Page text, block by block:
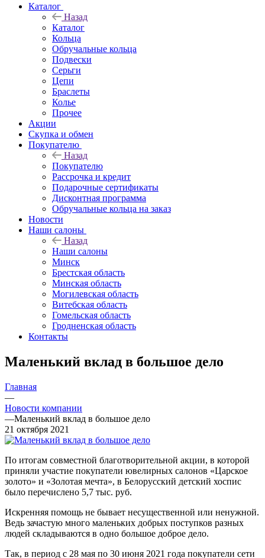
Каталог
Назад
Каталог
Кольца
Обручальные кольца
Подвески
Серьги
Цепи
Браслеты
Колье
Прочее
Акции
Скупка и обмен
Покупателю
Назад
Покупателю
Рассрочка и кредит
Подарочные сертификаты
Дисконтная программа
Обручальные кольца на заказ
Новости
Наши салоны
Назад
Наши салоны
Минск
Брестская область
Минская область
Могилевская область
Витебская область
Гомельская область
Гродненская область
Контакты
Маленький вклад в большое дело
Главная
—
Новости компании
—Маленький вклад в большое дело
21 октября 2021
По итогам совместной благотворительной акции, в которой
приняли участие покупатели ювелирных салонов «Царское
золото» и «Золотая мечта», в Белорусский детский хоспис
было перечислено 5,7 тыс. руб.
Искренняя помощь не бывает несущественной или ненужной.
Ведь зачастую много маленьких добрых поступков разных
людей складываются в одно большое доброе дело.
Так, в период с 28 мая по 30 июня 2021 года покупатели сети